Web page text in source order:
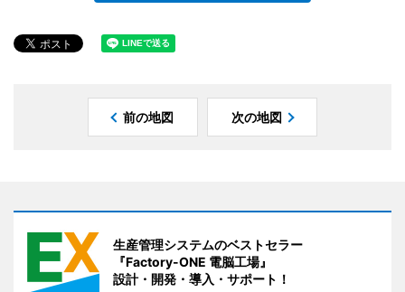
前の地図 次の地図
生産管理システムのベストセラー
『Factory-ONE 電脳工場』
設計・開発・導入・サポート！